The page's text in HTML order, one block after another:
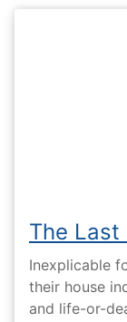
The Last
Inexplicable
their house
and life-or-